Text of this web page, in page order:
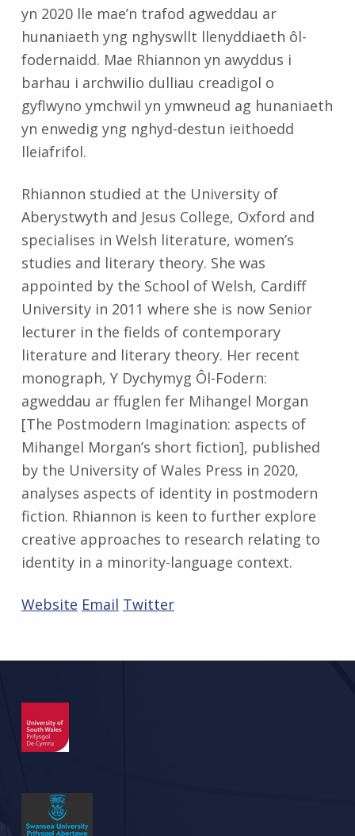
yn 2020 lle mae’n trafod agweddau ar
hunaniaeth yng nghyswllt llenyddiaeth ôl-
fodernaidd. Mae Rhiannon yn awyddus i
barhau i archwilio dulliau creadigol o
gyflwyno ymchwil yn ymwneud ag hunaniaeth
yn enwedig yng nghyd-destun ieithoedd
lleiafrifol.
Rhiannon studied at the University of
Aberystwyth and Jesus College, Oxford and
specialises in Welsh literature, women’s
studies and literary theory. She was
appointed by the School of Welsh, Cardiff
University in 2011 where she is now Senior
lecturer in the fields of contemporary
literature and literary theory. Her recent
monograph, Y Dychymyg Ôl-Fodern:
agweddau ar ffuglen fer Mihangel Morgan
[The Postmodern Imagination: aspects of
Mihangel Morgan’s short fiction], published
by the University of Wales Press in 2020,
analyses aspects of identity in postmodern
fiction. Rhiannon is keen to further explore
creative approaches to research relating to
identity in a minority-language context.
Website Email Twitter